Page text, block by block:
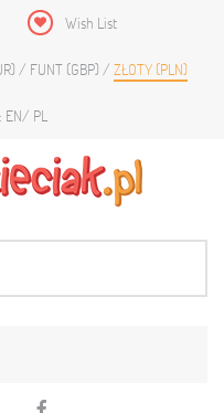
Wish List
FUNT (GBP) ZŁOTY (PLN)
EN PL